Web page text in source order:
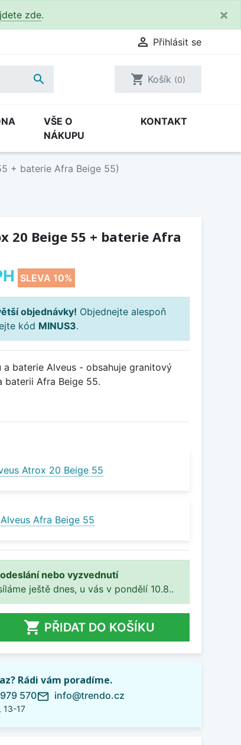
zde. ×
 Přihlásit se
 shopping_cart Košík (0)
VŠE O
NÁKUPU
KONTAKT
+ baterie Afra Beige 55)
20 Beige 55 + baterie Afra
SLEVA 10%
objednávky! Objednejte alespoň
kód MINUS3.
baterie Alveus - obsahuje granitový
baterii Afra Beige 55.
Atrox 20 Beige 55
Afra Beige 55
nebo vyzvednutí
ještě dnes, u vás v pondělí 10.8..
 PŘIDAT DO KOŠÍKU
Rádi vám poradíme.
570
13-17
mail_outline info@trendo.cz